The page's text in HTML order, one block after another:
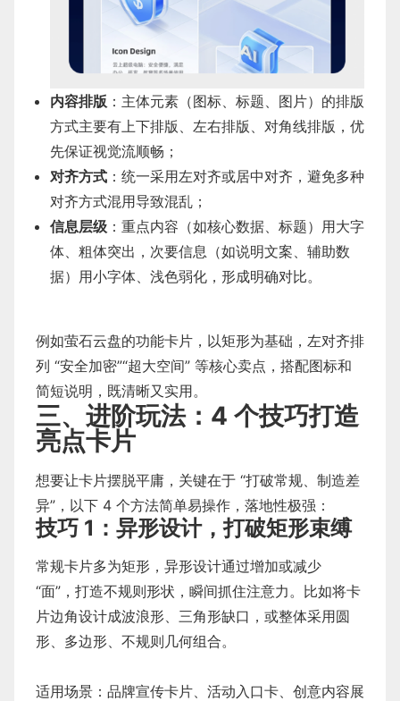
内容排版 ：主体元素（图标、标题、图片）的排版
方式主要有上下排版、左右排版、对角线排版，优
先保证视觉流顺畅；
对齐方式 ：统一采用左对齐或居中对齐，避免多种
对齐方式混用导致混乱；
信息层级 ：重点内容（如核心数据、标题）用大字
体、粗体突出，次要信息（如说明文案、辅助数
据）用小字体、浅色弱化，形成明确对比。
例如萤石云盘的功能卡片，以矩形为基础，左对齐排
列 “安全加密”“超大空间” 等核心卖点，搭配图标和
简短说明，既清晰又实用。
三、进阶玩法：4 个技巧打造
亮点卡片
想要让卡片摆脱平庸，关键在于 “打破常规、制造差
异”，以下 4 个方法简单易操作，落地性极强：
技巧 1：异形设计，打破矩形束缚
常规卡片多为矩形，异形设计通过增加或减少
“面”，打造不规则形状，瞬间抓住注意力。比如将卡
片边角设计成波浪形、三角形缺口，或整体采用圆
形、多边形、不规则几何组合。
适用场景：品牌宣传卡片、活动入口卡、创意内容展